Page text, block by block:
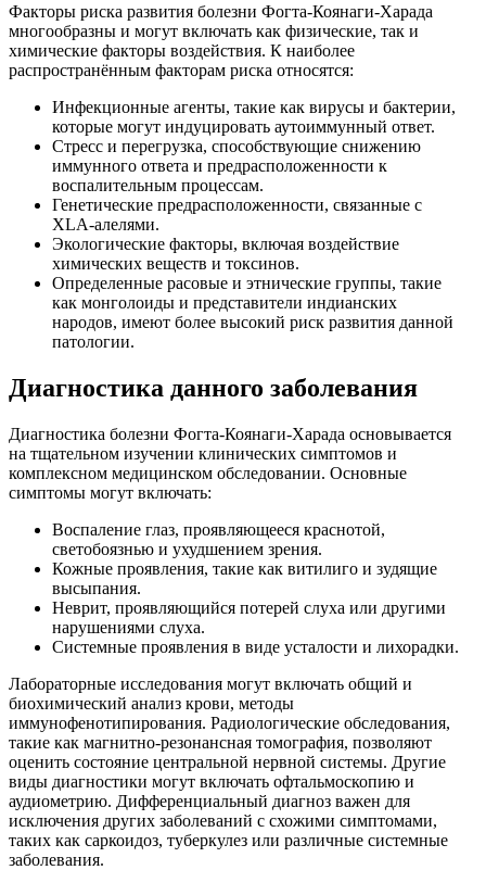
Факторы риска развития болезни Фогта-Коянаги-Харада
многообразны и могут включать как физические, так и
химические факторы воздействия. К наиболее
распространённым факторам риска относятся:
Инфекционные агенты, такие как вирусы и бактерии,
которые могут индуцировать аутоиммунный ответ.
Стресс и перегрузка, способствующие снижению
иммунного ответа и предрасположенности к
воспалительным процессам.
Генетические предрасположенности, связанные с
ХLA-алелями.
Экологические факторы, включая воздействие
химических веществ и токсинов.
Определенные расовые и этнические группы, такие
как монголоиды и представители индианских
народов, имеют более высокий риск развития данной
патологии.
Диагностика данного заболевания
Диагностика болезни Фогта-Коянаги-Харада основывается
на тщательном изучении клинических симптомов и
комплексном медицинском обследовании. Основные
симптомы могут включать:
Воспаление глаз, проявляющееся краснотой,
светобоязнью и ухудшением зрения.
Кожные проявления, такие как витилиго и зудящие
высыпания.
Неврит, проявляющийся потерей слуха или другими
нарушениями слуха.
Системные проявления в виде усталости и лихорадки.
Лабораторные исследования могут включать общий и
биохимический анализ крови, методы
иммунофенотипирования. Радиологические обследования,
такие как магнитно-резонансная томография, позволяют
оценить состояние центральной нервной системы. Другие
виды диагностики могут включать офтальмоскопию и
аудиометрию. Дифференциальный диагноз важен для
исключения других заболеваний с схожими симптомами,
таких как саркоидоз, туберкулез или различные системные
заболевания.